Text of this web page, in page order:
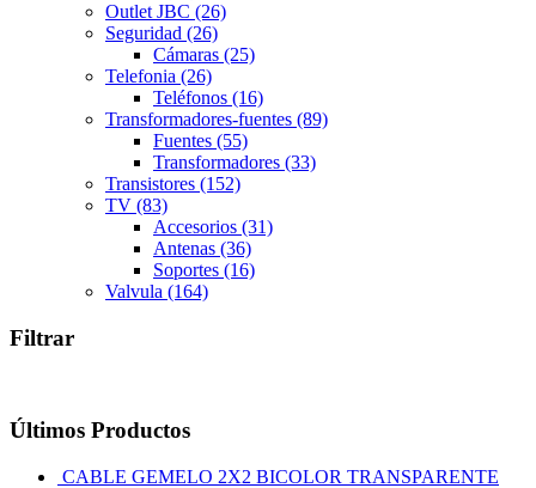
Outlet JBC (26)
Seguridad (26)
Cámaras (25)
Telefonia (26)
Teléfonos (16)
Transformadores-fuentes (89)
Fuentes (55)
Transformadores (33)
Transistores (152)
TV (83)
Accesorios (31)
Antenas (36)
Soportes (16)
Valvula (164)
Filtrar
Últimos Productos
CABLE GEMELO 2X2 BICOLOR TRANSPARENTE